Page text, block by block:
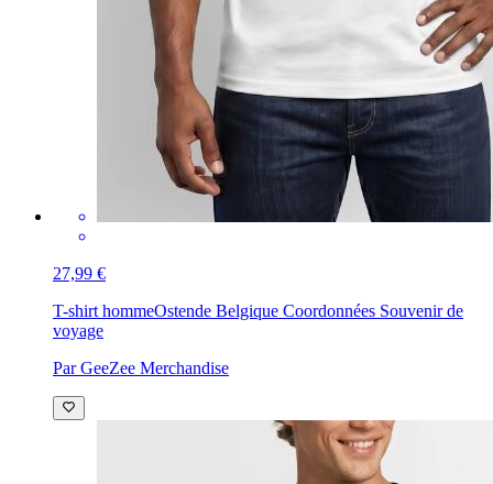
27,99 €
T-shirt hommeOstende Belgique Coordonnées Souvenir de
voyage
Par GeeZee Merchandise